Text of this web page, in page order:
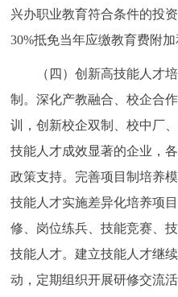
兴办职业教育符合条件的投
30%抵免当年应缴教育费附加
（四）创新高技能人才培
制。深化产教融合、校企合
训，创新校企双制、校中厂
技能人才成效显著的企业，
政策支持。完善项目制培养
技能人才实施差异化培养项
修、岗位练兵、技能竞赛、
技能人才。建立技能人才继
动，定期组织开展研修交流